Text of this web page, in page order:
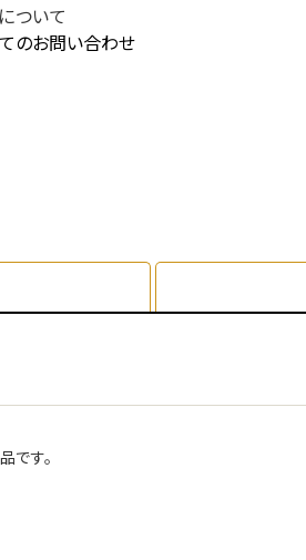
ついて
のお問い合わせ
です。